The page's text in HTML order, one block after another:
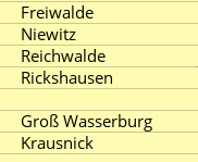
Freiwalde
Niewitz
Reichwalde
Rickshausen
Groß Wasserburg
Krausnick